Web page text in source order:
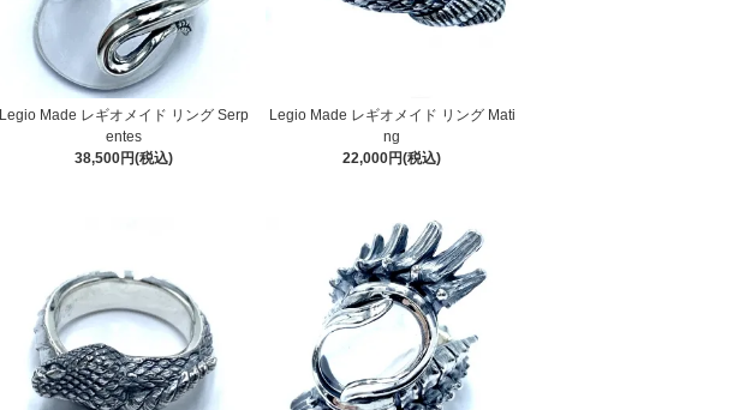
Legio Made レギオメイド リング Serp
entes
38,500円(税込)
Legio Made レギオメイド リング Mati
ng
22,000円(税込)